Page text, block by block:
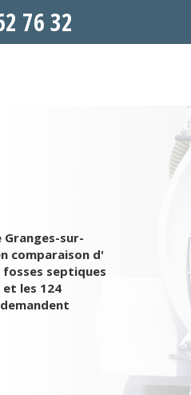
76 32
sur-
comparaison d'
septiques
les 124